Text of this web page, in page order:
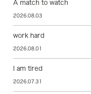
A match to watch
2026.08.03
work hard
2026.08.01
I am tired
2026.07.31